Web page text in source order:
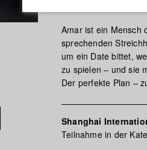
Amar ist ein Mensch
sprechenden
um ein Date bittet,
zu spielen – und sie
Der perfekte Plan –
Shanghai
Teilnahme in der